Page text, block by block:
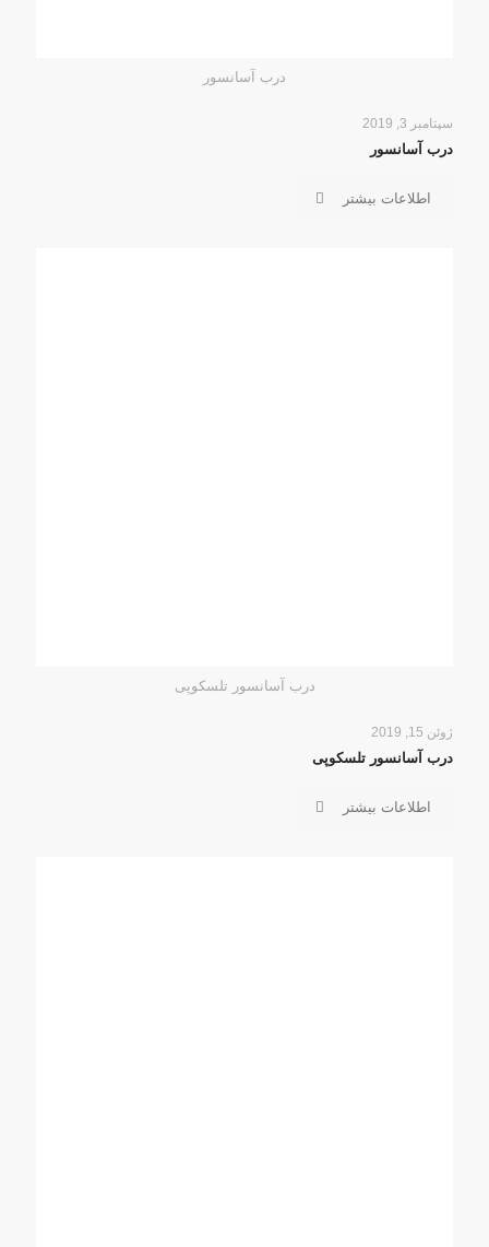
درب آسانسور
سپتامبر 3, 2019
درب آسانسور
اطلاعات بیشتر
درب آسانسور تلسکوپی
ژوئن 15, 2019
درب آسانسور تلسکوپی
اطلاعات بیشتر